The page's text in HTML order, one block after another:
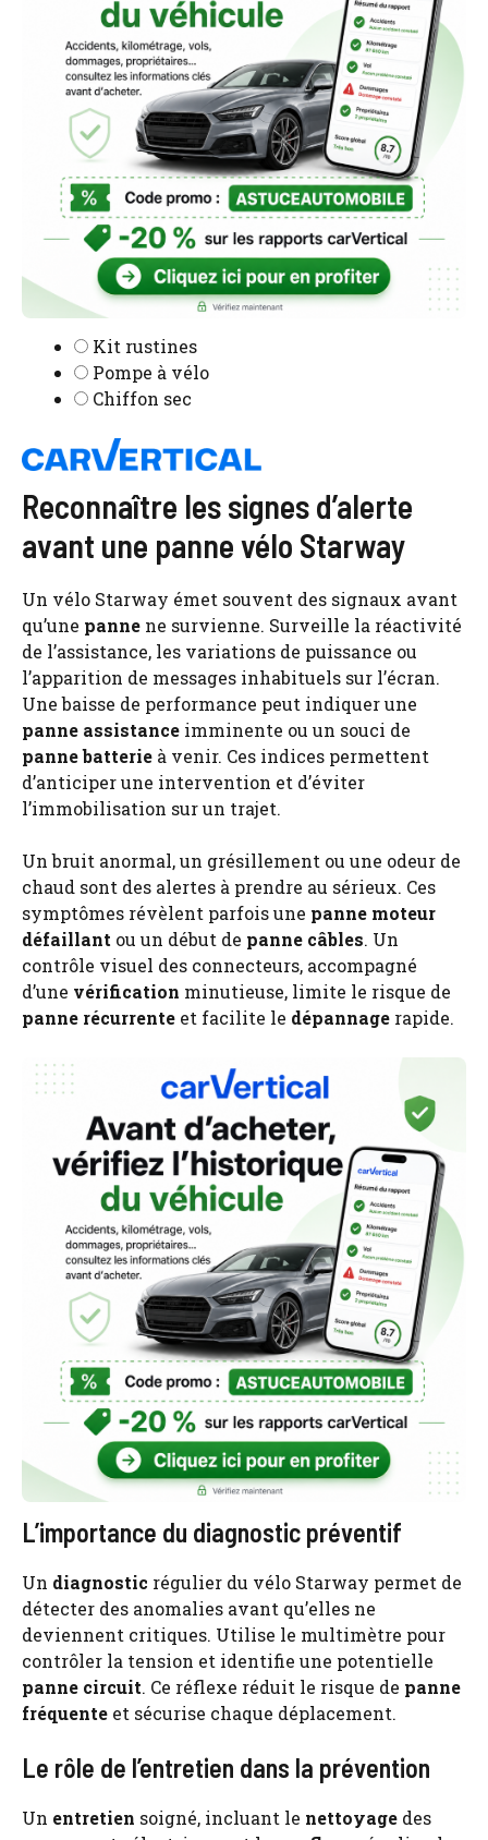
Kit rustines
Pompe à vélo
Chiffon sec
Reconnaître les signes d’alerte
avant une panne vélo Starway
Un vélo Starway émet souvent des signaux avant
qu’une panne ne survienne. Surveille la réactivité
de l’assistance, les variations de puissance ou
l’apparition de messages inhabituels sur l’écran.
Une baisse de performance peut indiquer une
panne assistance imminente ou un souci de
panne batterie à venir. Ces indices permettent
d’anticiper une intervention et d’éviter
l’immobilisation sur un trajet.
Un bruit anormal, un grésillement ou une odeur de
chaud sont des alertes à prendre au sérieux. Ces
symptômes révèlent parfois une panne moteur
défaillant ou un début de panne câbles. Un
contrôle visuel des connecteurs, accompagné
d’une vérification minutieuse, limite le risque de
panne récurrente et facilite le dépannage rapide.
L’importance du diagnostic préventif
Un diagnostic régulier du vélo Starway permet de
détecter des anomalies avant qu’elles ne
deviennent critiques. Utilise le multimètre pour
contrôler la tension et identifie une potentielle
panne circuit. Ce réflexe réduit le risque de panne
fréquente et sécurise chaque déplacement.
Le rôle de l’entretien dans la prévention
Un entretien soigné, incluant le nettoyage des